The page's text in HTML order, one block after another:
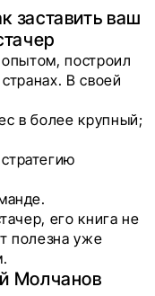
заставить ваш
построил
В своей
в более крупный;
его книга не
полезна уже
Молчанов